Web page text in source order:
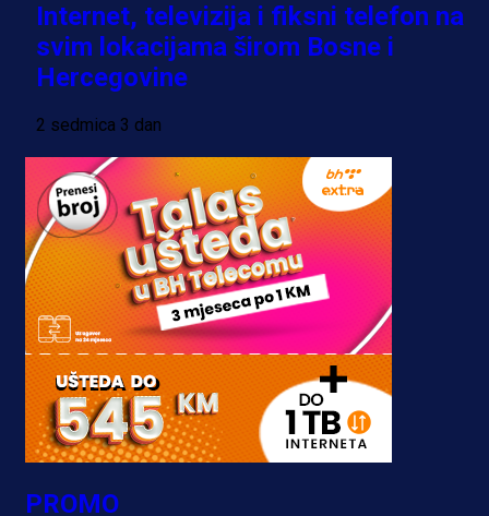
Internet, televizija i fiksni telefon na
svim lokacijama širom Bosne i
Hercegovine
2 sedmica 3 dan
PROMO